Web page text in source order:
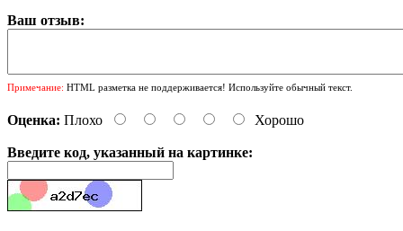
Ваш отзыв:
Примечание: HTML разметка не поддерживается! Используйте обычный текст.
Оценка: Плохо Хорошо
Введите код, указанный на картинке: